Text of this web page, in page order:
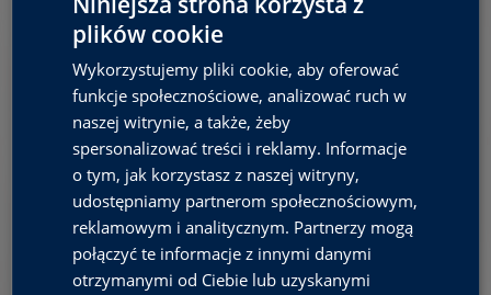
plików cookie
Wykorzystujemy pliki cookie, aby oferować
funkcje społecznościowe, analizować ruch w
naszej witrynie, a także, żeby
spersonalizować treści i reklamy. Informacje
o tym, jak korzystasz z naszej witryny,
udostępniamy partnerom społecznościowym,
reklamowym i analitycznym. Partnerzy mogą
połączyć te informacje z innymi danymi
otrzymanymi od Ciebie lub uzyskanymi